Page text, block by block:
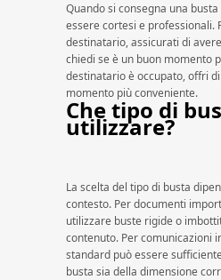
Quando si consegna una
essere cortesi e professionali.
destinatario, assicurati di
chiedi se è un buon momento
destinatario è occupato, offri
momento più conveniente.
Che tipo di
utilizzare?
La scelta del tipo di busta
contesto. Per documenti
utilizzare buste rigide o
contenuto. Per comunicazioni
standard può essere
busta sia della dimensione